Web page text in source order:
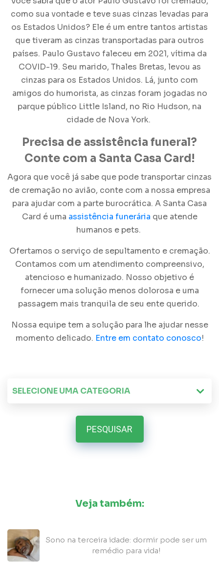
como sua vontade e teve suas cinzas levadas para
os Estados Unidos? Ele é um entre tantos artistas
que tiveram as cinzas transportadas para outros
países. Paulo Gustavo faleceu em 2021, vítima da
COVID-19. Seu marido, Thales Bretas, levou as
cinzas para os Estados Unidos. Lá, junto com
amigos do humorista, as cinzas foram jogadas no
parque público Little Island, no Rio Hudson, na
cidade de Nova York.
Precisa de assistência funeral?
Conte com a Santa Casa Card!
Agora que você já sabe que pode transportar cinzas
de cremação no avião, conte com a nossa empresa
para ajudar com a parte burocrática. A Santa Casa
Card é uma assistência funerária que atende
humanos e pets.
Ofertamos o serviço de sepultamento e cremação.
Contamos com um atendimento compreensivo,
atencioso e humanizado. Nosso objetivo é
fornecer uma solução menos dolorosa e uma
passagem mais tranquila de seu ente querido.
Nossa equipe tem a solução para lhe ajudar nesse
momento delicado. Entre em contato conosco!
PESQUISAR
Veja também:
Sono na terceira idade: dormir pode ser um
remédio para vida!